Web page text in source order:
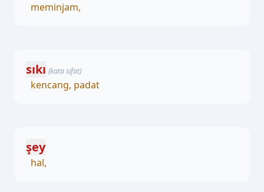
meminjam,
sıkı (kata sifat)
kencang, padat
şey
hal,